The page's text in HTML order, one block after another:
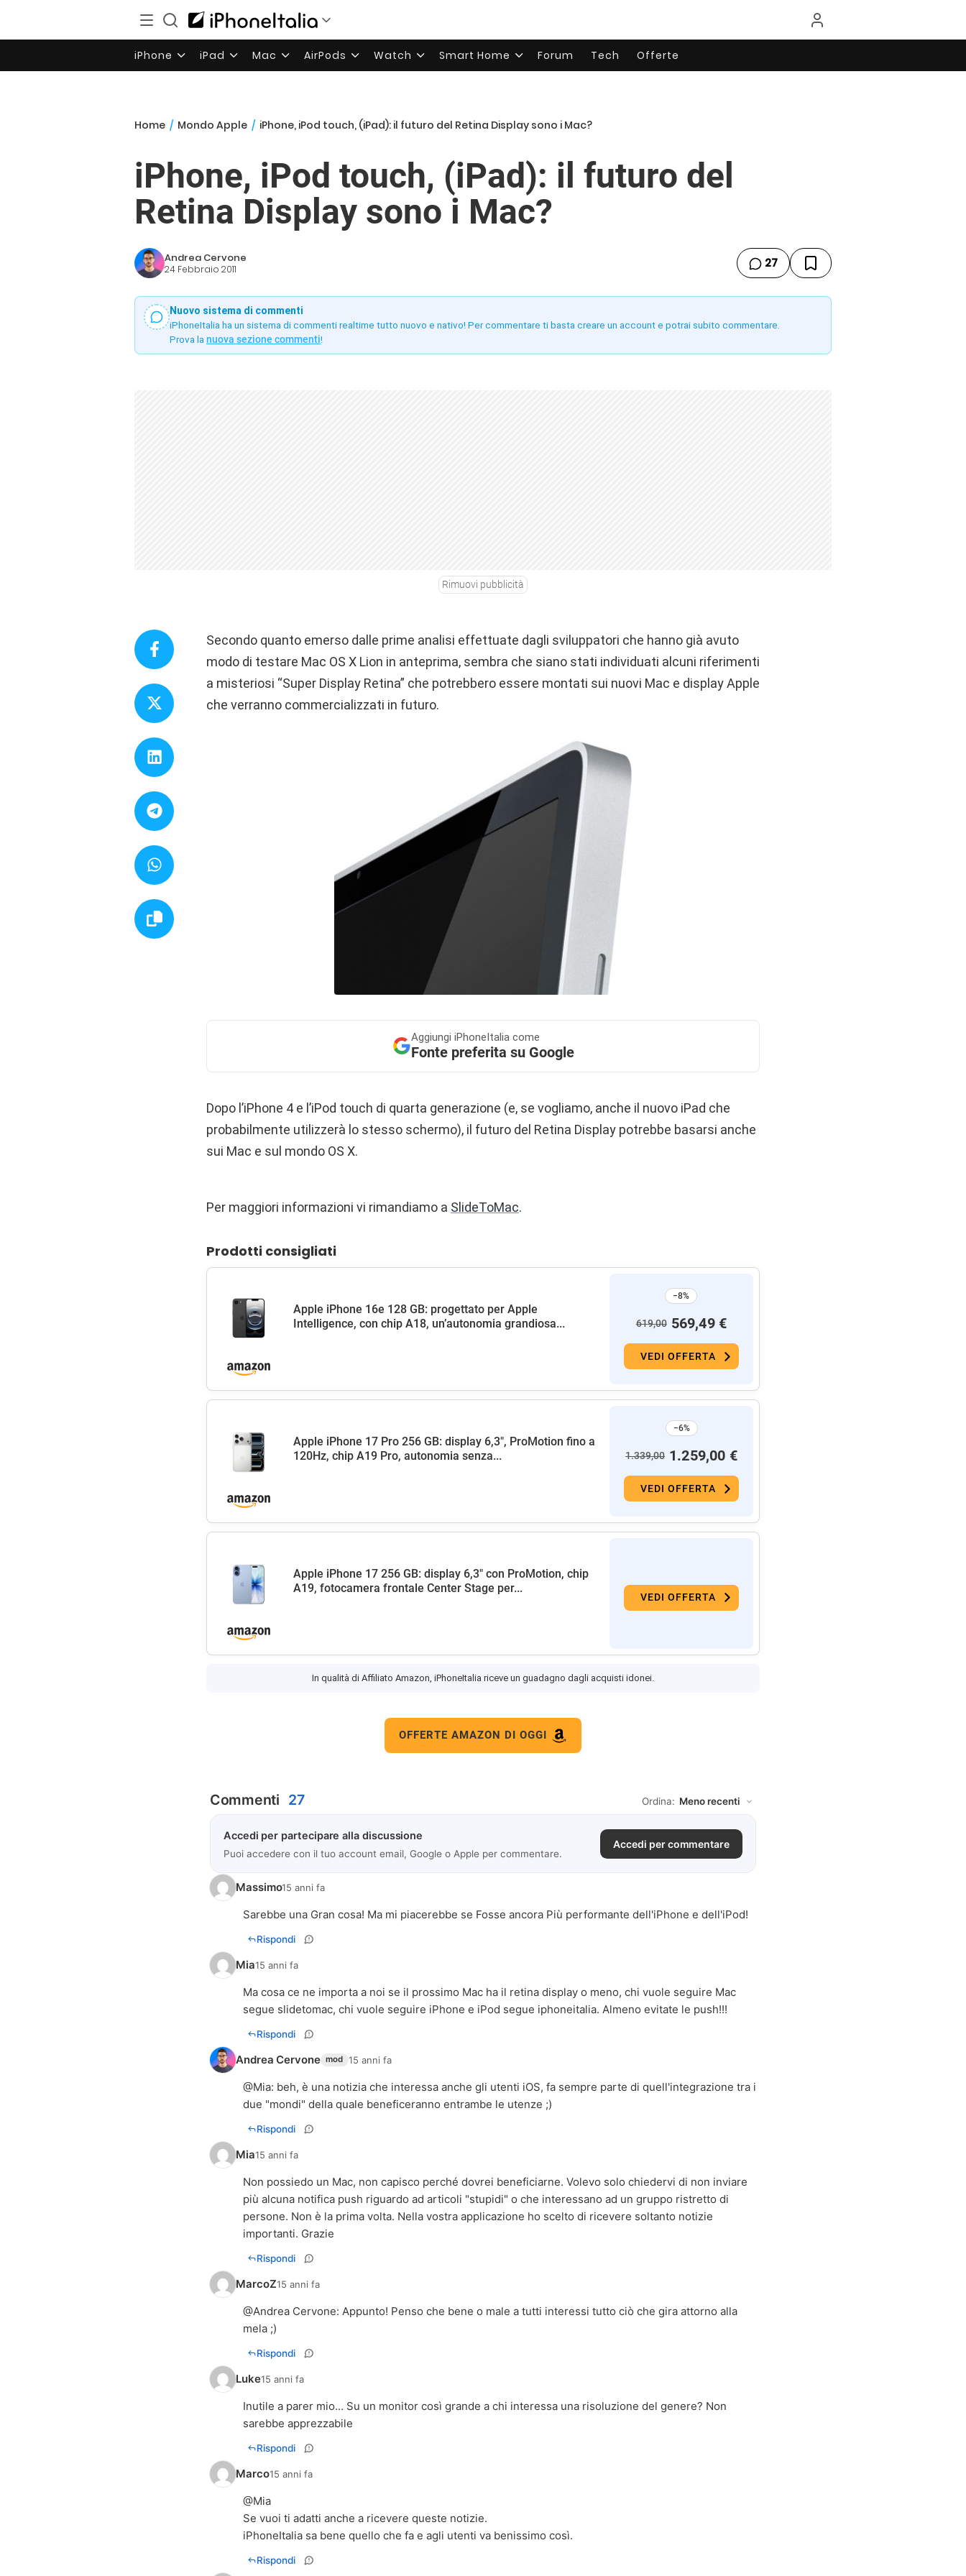
iPhone iPad Mac AirPods Watch Smart Home Forum Tech Offerte
Home / Mondo Apple / iPhone, iPod touch, (iPad): il futuro del Retina Display sono i Mac?
iPhone, iPod touch, (iPad): il futuro del
Retina Display sono i Mac?
Andrea Cervone
24 Febbraio 2011 27
Nuovo sistema di commenti
iPhoneItalia ha un sistema di commenti realtime tutto nuovo e nativo! Per commentare ti basta creare un account e potrai subito commentare.
Prova la nuova sezione commenti!
Rimuovi pubblicità
Secondo quanto emerso dalle prime analisi effettuate dagli sviluppatori che hanno già avuto
modo di testare Mac OS X Lion in anteprima, sembra che siano stati individuati alcuni riferimenti
a misteriosi “Super Display Retina” che potrebbero essere montati sui nuovi Mac e display Apple
che verranno commercializzati in futuro.
Aggiungi iPhoneItalia come
Fonte preferita su Google
Dopo l’iPhone 4 e l’iPod touch di quarta generazione (e, se vogliamo, anche il nuovo iPad che
probabilmente utilizzerà lo stesso schermo), il futuro del Retina Display potrebbe basarsi anche
sui Mac e sul mondo OS X.
Per maggiori informazioni vi rimandiamo a SlideToMac.
Prodotti consigliati
Apple iPhone 16e 128 GB: progettato per Apple
Intelligence, con chip A18, un’autonomia grandiosa...
−8%
619,00 569,49 €
VEDI OFFERTA
Apple iPhone 17 Pro 256 GB: display 6,3", ProMotion fino a
120Hz, chip A19 Pro, autonomia senza...
−6%
1.339,00 1.259,00 €
VEDI OFFERTA
Apple iPhone 17 256 GB: display 6,3" con ProMotion, chip
A19, fotocamera frontale Center Stage per...
VEDI OFFERTA
In qualità di Affiliato Amazon, iPhoneItalia riceve un guadagno dagli acquisti idonei.
OFFERTE AMAZON DI OGGI
Commenti 27 Ordina:
Accedi per partecipare alla discussione
Puoi accedere con il tuo account email, Google o Apple per commentare.
Accedi per commentare
Massimo15 anni fa
Sarebbe una Gran cosa! Ma mi piacerebbe se Fosse ancora Più performante dell'iPhone e dell'iPod!
Rispondi
Mia15 anni fa
Ma cosa ce ne importa a noi se il prossimo Mac ha il retina display o meno, chi vuole seguire Mac
segue slidetomac, chi vuole seguire iPhone e iPod segue iphoneitalia. Almeno evitate le push!!!
Rispondi
Andrea Cervone mod 15 anni fa
@Mia: beh, è una notizia che interessa anche gli utenti iOS, fa sempre parte di quell'integrazione tra i
due "mondi" della quale beneficeranno entrambe le utenze ;)
Rispondi
Mia15 anni fa
Non possiedo un Mac, non capisco perché dovrei beneficiarne. Volevo solo chiedervi di non inviare
più alcuna notifica push riguardo ad articoli "stupidi" o che interessano ad un gruppo ristretto di
persone. Non è la prima volta. Nella vostra applicazione ho scelto di ricevere soltanto notizie
importanti. Grazie
Rispondi
MarcoZ15 anni fa
@Andrea Cervone: Appunto! Penso che bene o male a tutti interessi tutto ciò che gira attorno alla
mela ;)
Rispondi
Luke15 anni fa
Inutile a parer mio... Su un monitor così grande a chi interessa una risoluzione del genere? Non
sarebbe apprezzabile
Rispondi
Marco15 anni fa
@Mia
Se vuoi ti adatti anche a ricevere queste notizie.
iPhoneItalia sa bene quello che fa e agli utenti va benissimo così.
Rispondi